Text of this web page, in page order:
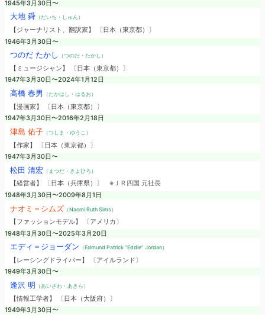
1945年3月30日〜
大地 舜（だいち・しゅん）
【ジャーナリスト、翻訳家】 〔日本（東京都）〕
1946年3月30日〜
つのだ たかし （つのだ・たかし）
【ミュージシャン】 〔日本（東京都）〕
1947年3月30日〜2024年1月12日
高橋 春男 （たかはし・はるお）
【漫画家】 〔日本（東京都）〕
1947年3月30日〜2016年2月18日
津島 佑子（つしま・ゆうこ）
【作家】 〔日本（東京都）〕
1947年3月30日〜
松田 清宏（まつだ・きよひろ）
【経営者】 〔日本（兵庫県）〕 ※ＪＲ四国 元社長
1948年3月30日〜2009年8月1日
ナオミ＝シムズ （Naomi Ruth Sims）
【ファッションモデル】 〔アメリカ〕
1948年3月30日〜2025年3月20日
エディ＝ジョーダン （Edmund Patrick “Eddie” Jordan）
【レーシングドライバー】 〔アイルランド〕
1949年3月30日〜
逢沢 明 （あいざわ・あきら）
【情報工学者】 〔日本（大阪府）〕
1949年3月30日〜